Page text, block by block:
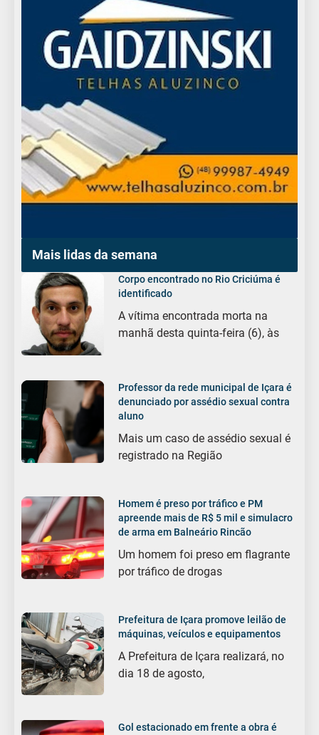
Mais lidas da semana
Corpo encontrado no Rio Criciúma é
identificado
A vítima encontrada morta na
manhã desta quinta-feira (6), às
Professor da rede municipal de Içara é
denunciado por assédio sexual contra
aluno
Mais um caso de assédio sexual é
registrado na Região
Homem é preso por tráfico e PM
apreende mais de R$ 5 mil e simulacro
de arma em Balneário Rincão
Um homem foi preso em flagrante
por tráfico de drogas
Prefeitura de Içara promove leilão de
máquinas, veículos e equipamentos
A Prefeitura de Içara realizará, no
dia 18 de agosto,
Gol estacionado em frente a obra é